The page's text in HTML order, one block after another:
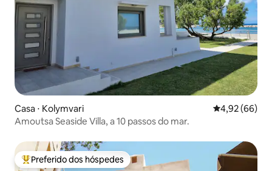
Casa ⋅ Kolymvari 4,92 de uma
4,92 (66)
Amoutsa Seaside Villa, a 10 passos do mar.
Entre os melhores preferidos dos hóspedes
Preferido dos hóspedes